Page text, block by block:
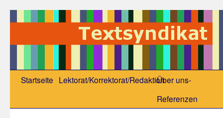
Startseite Lektorat/Korrektorat/RedaktionÜber uns-
Referenzen